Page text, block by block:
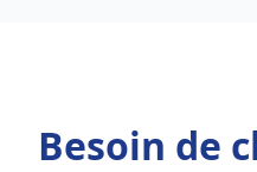
Besoin de